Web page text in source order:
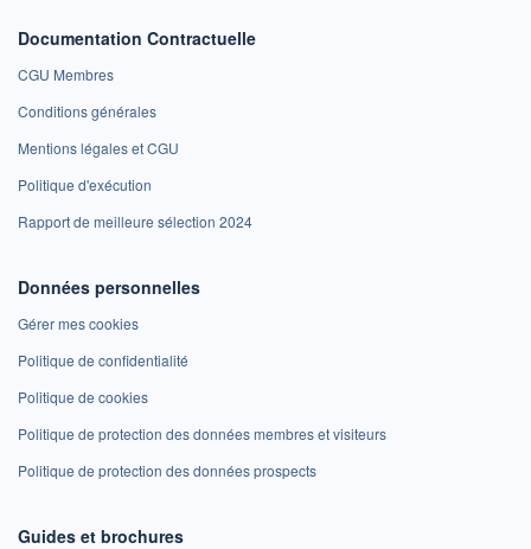
Documentation Contractuelle
CGU Membres
Conditions générales
Mentions légales et CGU
Politique d'exécution
Rapport de meilleure sélection 2024
Données personnelles
Gérer mes cookies
Politique de confidentialité
Politique de cookies
Politique de protection des données membres et visiteurs
Politique de protection des données prospects
Guides et brochures